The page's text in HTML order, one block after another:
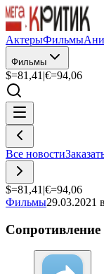
АктерыФильмы
Фильмы
$=81,41 |€=94,06
Все новости
$=81,41 |€=94,06
Фильмы29.03.2021
Сопротивление